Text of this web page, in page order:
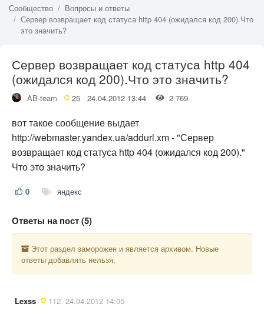
Сообщество
Вопросы и ответы
Сервер возвращает код статуса http 404 (ожидался код 200).Что
это значить?
Сервер возвращает код статуса http 404
(ожидался код 200).Что это значить?
AB-team 25 24.04.2012 13:44 2 769
вот такое сообщение выдает
http://webmaster.yandex.ua/addurl.xm - "Сервер
возвращает код статуса http 404 (ожидался код 200)."
Что это значить?
0 яндекс
Ответы на пост (5)
Этот раздел заморожен и является архивом. Новые
ответы добавлять нельзя.
Lexss 112 24.04.2012 14:05